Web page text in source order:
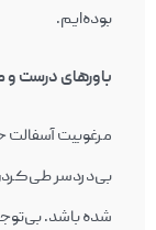
بوده‌ایم.
باورهای درست و
مرغوبیت آسفالت